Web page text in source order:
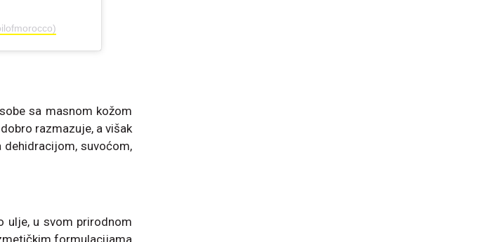
sa masnom kožom
razmazuje, a višak
suvoćom,
ulje, u svom prirodnom
formulacijama